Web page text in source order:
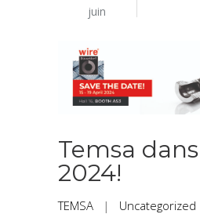
juin
Temsa
2024!
TEMSA | Uncategorized